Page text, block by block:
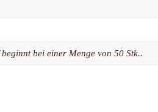
bei einer Menge von 50 Stk..